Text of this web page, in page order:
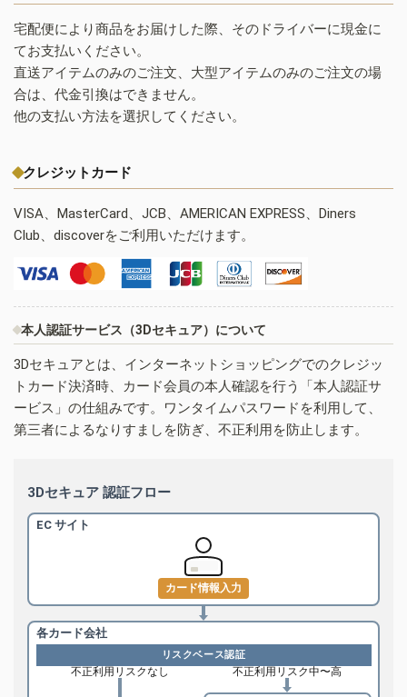
宅配便により商品をお届けした際、そのドライバーに現金に
てお支払いください。
直送アイテムのみのご注文、大型アイテムのみのご注文の場
合は、代金引換はできません。
他の支払い方法を選択してください。
クレジットカード
VISA、MasterCard、JCB、AMERICAN EXPRESS、Diners
Club、discoverをご利用いただけます。
本人認証サービス（3Dセキュア）について
3Dセキュアとは、インターネットショッピングでのクレジッ
トカード決済時、カード会員の本人確認を行う「本人認証サ
ービス」の仕組みです。ワンタイムパスワードを利用して、
第三者によるなりすましを防ぎ、不正利用を防止します。
3Dセキュア 認証フロー
EC サイト
カード情報入力
各カード会社
リスクベース認証
不正利用リスクなし 不正利用リスク中〜高